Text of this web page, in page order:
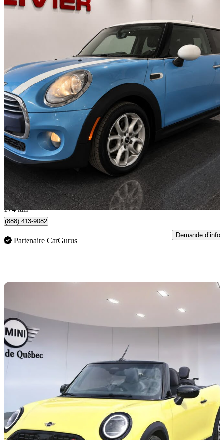
2018 MINI Cooper
3-Door Hatchback FWD 91 976 km
11 970 $ Affaire
210 $/mois env.
Quebec, QC
174 km
(888) 413-9082
Partenaire CarGurus
Demande d’info
2025 MINI Cooper